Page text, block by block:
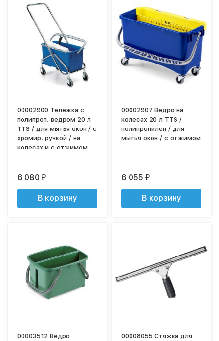
00002900 Тележка с
полипроп. ведром 20 л
TTS / для мытья окон / с
хромир. ручкой / на
колесах и с отжимом
6 080₽
В корзину
00002907 Ведро на
колесах 20 л TTS /
полипропилен / для
мытья окон / с отжимом
6 055₽
В корзину
00003512 Ведро
00008055 Стяжка для